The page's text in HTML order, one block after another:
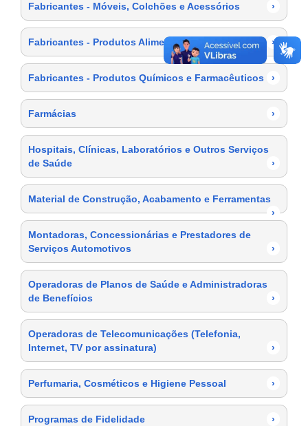
Fabricantes - Móveis, Colchões e Acessórios ›
Fabricantes - Produtos Alimentícios ›
Fabricantes - Produtos Químicos e Farmacêuticos ›
Farmácias ›
Hospitais, Clínicas, Laboratórios e Outros Serviços
de Saúde
›
Material de Construção, Acabamento e Ferramentas
›
Montadoras, Concessionárias e Prestadores de
Serviços Automotivos
›
Operadoras de Planos de Saúde e Administradoras
de Benefícios
›
Operadoras de Telecomunicações (Telefonia,
Internet, TV por assinatura)
›
Perfumaria, Cosméticos e Higiene Pessoal ›
Programas de Fidelidade ›